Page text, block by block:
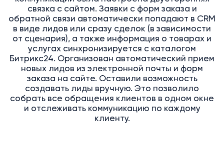
связка с сайтом. Заявки с форм заказа и
обратной связи автоматически попадают в CRM
в виде лидов или сразу сделок (в зависимости
от сценария), а также информация о товарах и
услугах синхронизируется с каталогом
Битрикс24. Организован автоматический прием
новых лидов из электронной почты и форм
заказа на сайте. Оставили возможность
создавать лиды вручную. Это позволило
собрать все обращения клиентов в одном окне
и отслеживать коммуникацию по каждому
клиенту.